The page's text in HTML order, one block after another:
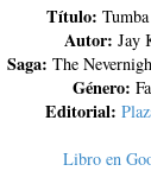
Título:
Autor: Jay
Saga:The
Género:
Editorial:
Libro en